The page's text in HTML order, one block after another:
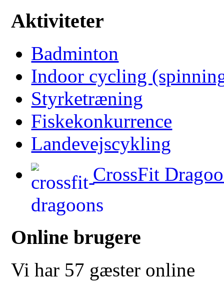
Aktiviteter
Badminton
Indoor cycling
Styrketræning
Fiskekonkurrence
Landevejscykling
CrossFit
Online brugere
Vi har 57 gæster online